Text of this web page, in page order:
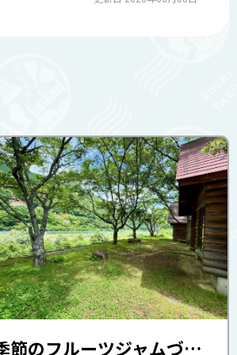
季節のフルーツジャムづくりと三島オリジナルシフォンケーキづくり体験・鮎の網投げ体験・かまどでごはん炊き体験（三島キャンプ場）